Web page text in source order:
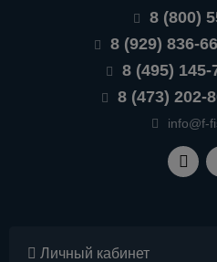
8 (800)
8 (929) 836-
8 (495) 145-
8 (473) 202-
info@f-
Личный кабинет